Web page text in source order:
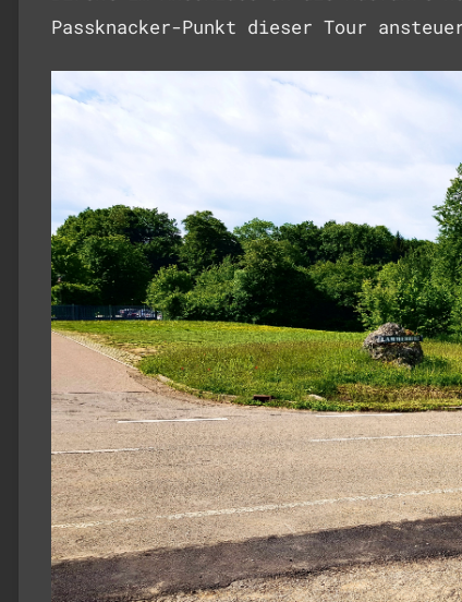
Passknacker-Punkt dieser Tour